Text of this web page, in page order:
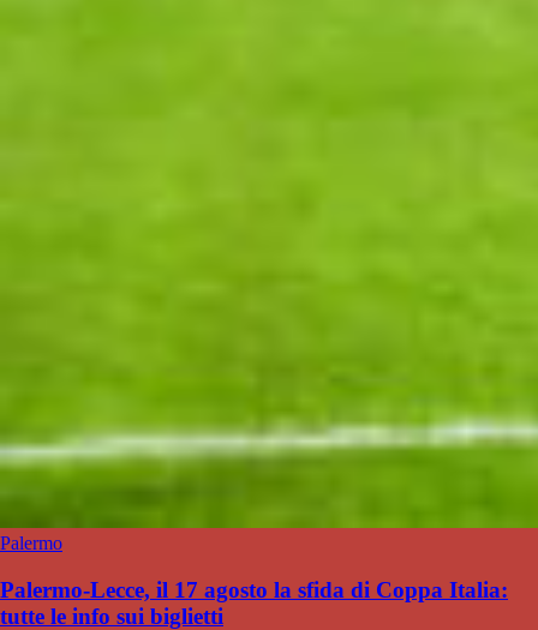
Palermo
Palermo-Lecce, il 17 agosto la sfida di Coppa Italia:
tutte le info sui biglietti